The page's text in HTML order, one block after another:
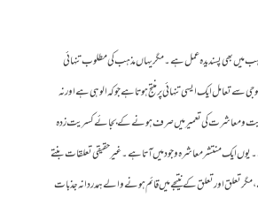
میں بھی پسندیدہ عمل ہے۔ مگر یہاں مذہب کی مطلوب تنہائی
سے تعامل ایک ایسی تنہائی پر منتج ہوتا ہے جو کہ الوہی ہے اور نہ
و معاشرت کی تعمیر میں صرف ہونے کے بجائے کسریت زدہ
ایک منتشر معاشرہ وجود میں آتا ہے۔ غیر حقیقی تعلقات بنتے
مگر تعلق اور تعلق کے نتیجے میں قائم ہونے والے ہمدردانہ جذبات